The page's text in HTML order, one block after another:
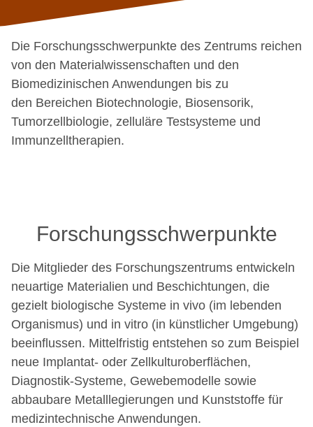
Die Forschungsschwerpunkte des Zentrums reichen
von den Materialwissenschaften und den
Biomedizinischen Anwendungen bis zu
den Bereichen Biotechnologie, Biosensorik,
Tumorzellbiologie, zelluläre Testsysteme und
Immunzelltherapien.
Forschungsschwerpunkte
Die Mitglieder des Forschungszentrums entwickeln
neuartige Materialien und Beschichtungen, die
gezielt biologische Systeme in vivo (im lebenden
Organismus) und in vitro (in künstlicher Umgebung)
beeinflussen. Mittelfristig entstehen so zum Beispiel
neue Implantat- oder Zellkulturoberflächen,
Diagnostik-Systeme, Gewebemodelle sowie
abbaubare Metalllegierungen und Kunststoffe für
medizintechnische Anwendungen.